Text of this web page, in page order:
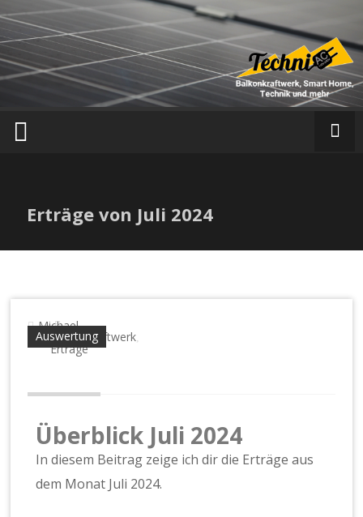
T
e
a
c
Erträge von Juli 2024
Auswertung
Michael
Balkonkraftwerk,
Erträge
Überblick Juli 2024
In diesem Beitrag zeige ich dir die Erträge aus
dem Monat Juli 2024.